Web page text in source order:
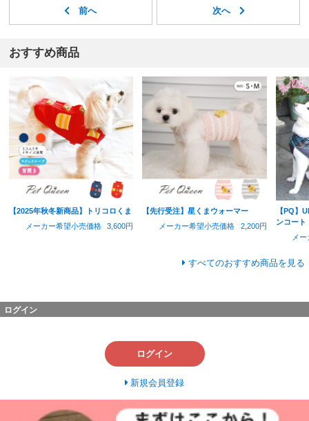
おすすめ商品
【2025年秋冬新商品】トリコロくま
メーカー希望小売価格
3,600円
【先行受注】星くまウォーマー
メーカー希望小売価格
2,200円
【PQ】
ンコート
メ
すべてのおすすめ商品を見る
ログイン
ログイン
新規会員登録